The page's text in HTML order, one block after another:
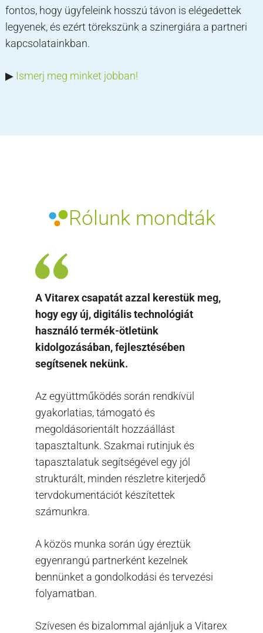
fontos, hogy ügyfeleink hosszú távon is elégedettek
legyenek, és ezért törekszünk a szinergiára a partneri
kapcsolatainkban.
▶︎ Ismerj meg minket jobban!
Rólunk mondták
A Vitarex csapatát azzal kerestük meg,
hogy egy új, digitális technológiát
használó termék-ötletünk
kidolgozásában, fejlesztésében
segítsenek nekünk.
Az együttműködés során rendkívül
gyakorlatias, támogató és
megoldásorientált hozzáállást
tapasztaltunk. Szakmai rutinjuk és
tapasztalatuk segítségével egy jól
strukturált, minden részletre kiterjedő
tervdokumentációt készítettek
számunkra.
A közös munka során úgy éreztük
egyenrangú partnerként kezelnek
bennünket a gondolkodási és tervezési
folyamatban.
Szívesen és bizalommal ajánljuk a Vitarex